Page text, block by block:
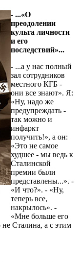
- ...«О
преодолении
культа личности
и его
последствий»...
- ...а у нас полный
зал сотрудников
местного КГБ -
они все знают». Я:
«Ну, надо же
предупреждать -
так можно и
инфаркт
получить!», а он:
«Это не самое
худшее - мы ведь к
Сталинской
премии были
представлены...». -
«И что?». - «Ну,
теперь все,
накрылось». -
«Мне больше его
не Сталина, а с этим